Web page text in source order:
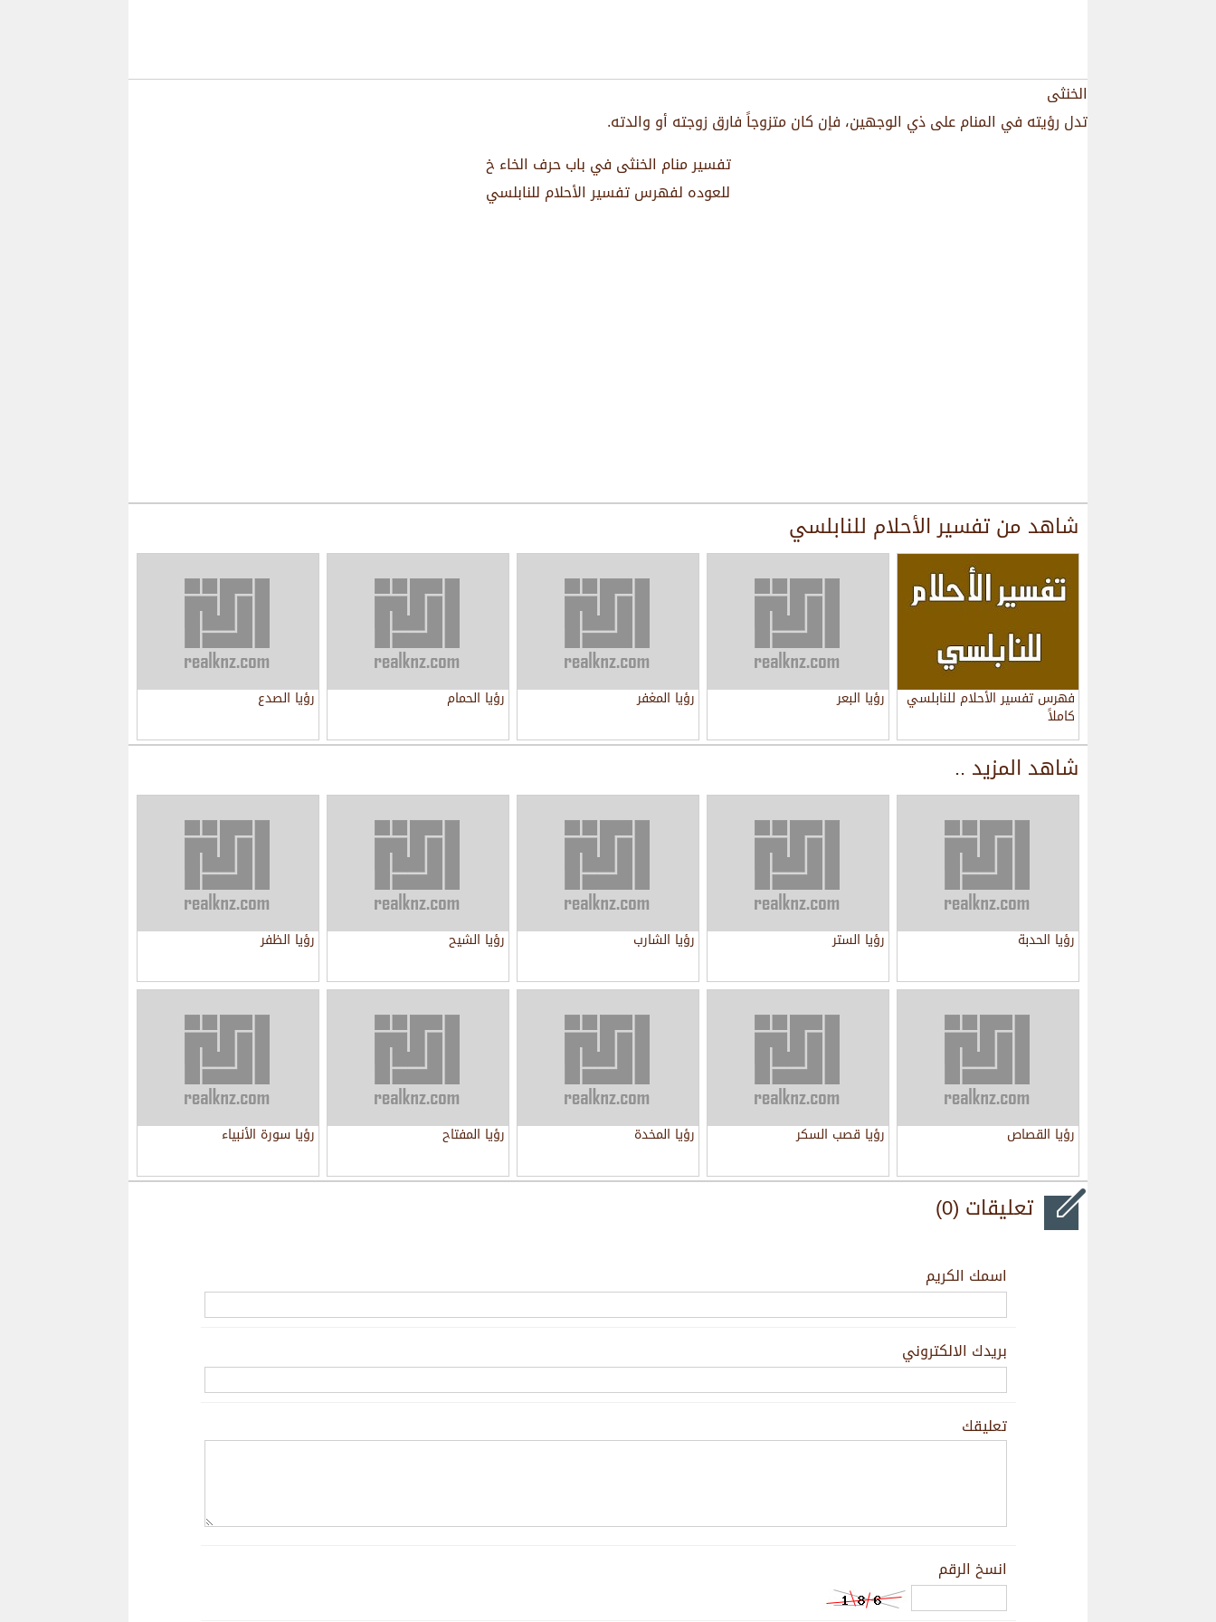
الخنثى
تدل رؤيته في المنام على ذي الوجهين، فإن كان متزوجاً فارق زوجته أو والدته.
تفسير منام الخنثى في باب حرف الخاء خ
للعوده لفهرس تفسير الأحلام للنابلسي
شاهد منتفسير الأحلام للنابلسي
فهرس تفسير الأحلام للنابلسي
كاملاً
رؤيا البعر رؤيا المغفر رؤيا الحمام رؤيا الصدع
شاهد المزيد ..
رؤيا الحدبة رؤيا الستر رؤيا الشارب رؤيا الشيح رؤيا الظفر
رؤيا القصاص رؤيا قصب السكر رؤيا المخدة رؤيا المفتاح رؤيا سورة الأنبياء
تعليقات (0)
اسمك الكريم
بريدك الالكتروني
تعليقك
انسخ الرقم